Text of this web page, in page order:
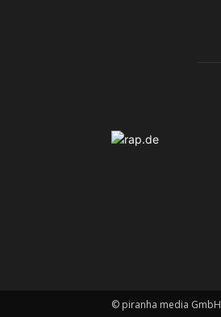
© piranha media GmbH